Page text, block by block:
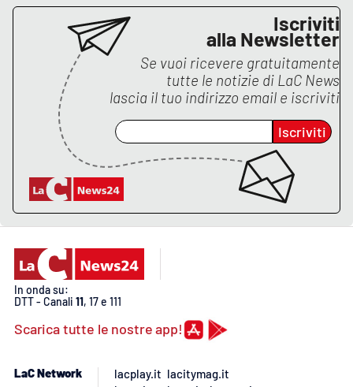
Catanzarochannel.it
Android
Apple
Iscriviti
alla Newsletter
Se vuoi ricevere gratuitamente
tutte le notizie di LaC News
lascia il tuo indirizzo email e iscriviti
Iscriviti
In onda su:
DTT - Canali 11, 17 e 111
Scarica tutte le nostre app!
LaC Network
lacplay.it lacitymag.it